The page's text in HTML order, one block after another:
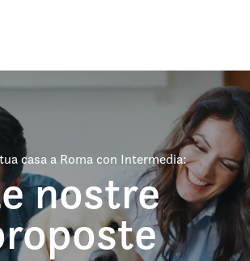
casa a Roma con Intermedia:
nostre